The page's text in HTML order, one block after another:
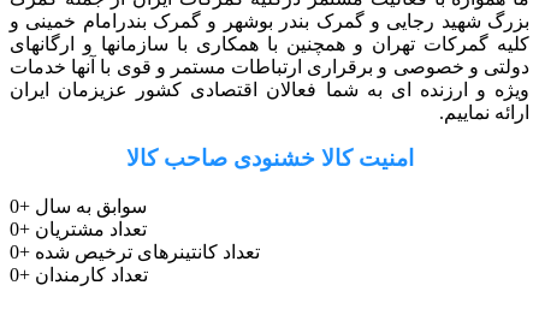
بزرگ شهید رجایی و گمرک بندر بوشهر و گمرک بندرامام خمینی و
کلیه گمرکات تهران و همچنین با همکاری با سازمانها و ارگانهای
دولتی و خصوصی و برقراری ارتباطات مستمر و قوی با آنها خدمات
ویژه و ارزنده ای به شما فعالان اقتصادی کشور عزیزمان ایران
ارائه نماییم.
امنیت کالا خشنودی صاحب کالا
0+ سوابق به سال
0+ تعداد مشتریان
0+ تعداد کانتینرهای ترخیص شده
0+ تعداد کارمندان